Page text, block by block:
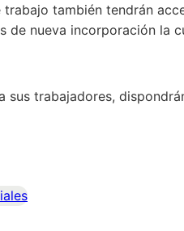
también tendrán
de nueva incorporación la
sus trabajadores,